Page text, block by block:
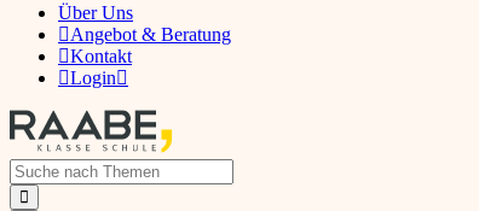
Über Uns
Angebot & Beratung
Kontakt
Login
